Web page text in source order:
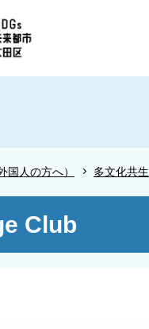
国人の方へ） 多文化共生
Club